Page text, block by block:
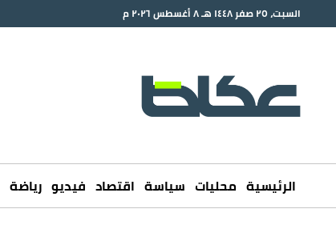
السبت، ٢٥ صفر ١٤٤٨ هـ ٨ أغسطس ٢٠٢٦ م
الرئيسية محليات سياسة اقتصاد فيديو رياضة